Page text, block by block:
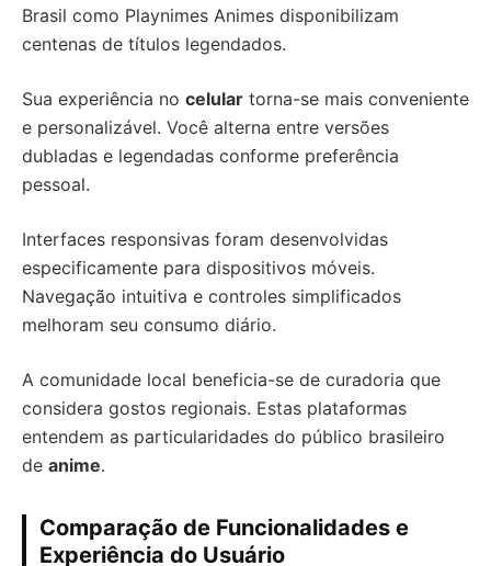
Brasil como Playnimes Animes disponibilizam
centenas de títulos legendados.
Sua experiência no celular torna-se mais conveniente
e personalizável. Você alterna entre versões
dubladas e legendadas conforme preferência
pessoal.
Interfaces responsivas foram desenvolvidas
especificamente para dispositivos móveis.
Navegação intuitiva e controles simplificados
melhoram seu consumo diário.
A comunidade local beneficia-se de curadoria que
considera gostos regionais. Estas plataformas
entendem as particularidades do público brasileiro
de anime.
Comparação de Funcionalidades e
Experiência do Usuário